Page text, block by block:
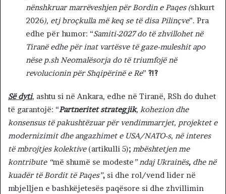
nënshkruar marrëveshjen për Bordin e Paqes (shkurt
2026), etj broçkulla më keq se të disa Pilinçve”. Pra
edhe për humor: “Samiti-2027 do të zhvillohet në
Tiranë edhe për inat vartësve të gaze-muleshit apo
nëse p.sh Neomalësorja do të triumfojë në
revolucionin për Shqipërinë e Re” ?!?
Së dyti, ashtu si në Ankara, edhe në Tiranë, RSh do duhet
të garantojë: “Partneritet strategjik, kohezion dhe
konsensus të pakushtëzuar për vendimmarrjet, projektet e
modernizimit dhe angazhimet e USA/NATO-s, në interes
të mbrojtjes kolektive (artikulli 5); mbështetjen me
kontribute “më shumë se modeste ” ndaj Ukrainës, dhe në
kuadër të Bordit të Paqes”, si dhe rol/vend lider në
mbjelljen e bashkëjetesës paqësore si dhe zhvillimin